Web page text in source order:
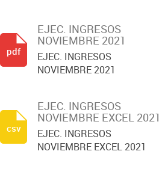
EJEC. INGRESOS
NOVIEMBRE 2021
EJEC. INGRESOS
NOVIEMBRE 2021
pdf
EJEC. INGRESOS
NOVIEMBRE EXCEL 2021
EJEC. INGRESOS
NOVIEMBRE EXCEL 2021
csv